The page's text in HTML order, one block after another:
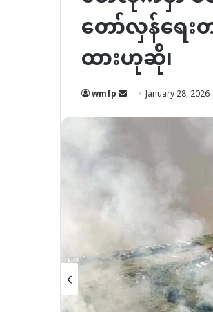
တော်လှန်ရေး
ထားဟုဆို၊
wmfp SendJanuary 28, 2026